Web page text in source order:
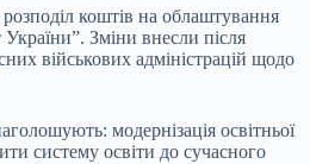
коштів на облаштування
Зміни внесли після
військових адміністрацій щодо
модернізація освітньої
систему освіти до сучасного